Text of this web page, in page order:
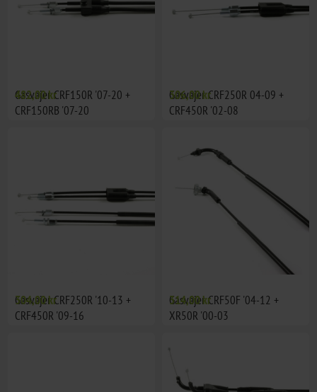
Gasvajer CRF150R '07-20 +
CRF150RB '07-20
482,00 kr
Gasvajer CRF250R 04-09 +
CRF450R '02-08
306,00 kr
Gasvajer CRF250R '10-13 +
CRF450R '09-16
304,00 kr
Gasvajer CRF50F '04-12 +
XR50R '00-03
314,00 kr